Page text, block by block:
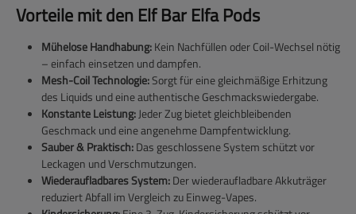
Vorteile mit den Elf Bar Elfa Pods
Mühelose Handhabung:Kein Nachfüllen oder Coil-Wechsel nötig
– einfach einsetzen und dampfen.
Mesh-Coil Technologie:Sorgt für eine gleichmäßige Erhitzung
des Liquids und eine authentische Geschmackswiedergabe.
Konstante Leistung:Jeder Zug bietet gleichbleibenden
Geschmack und eine angenehme Dampfentwicklung.
Sauber & Praktisch:Das geschlossene System schützt vor
Leckagen und Verschmutzungen.
Wiederaufladbares System:Der wiederaufladbare Akkuträger
reduziert Abfall im Vergleich zu Einweg-Vapes.